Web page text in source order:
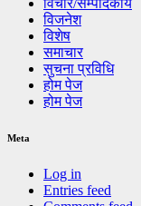
विजनेश
विशेष
समाचार
सुचना प्रविधि
होम पेज
होम पेज
Meta
Log in
Entries feed